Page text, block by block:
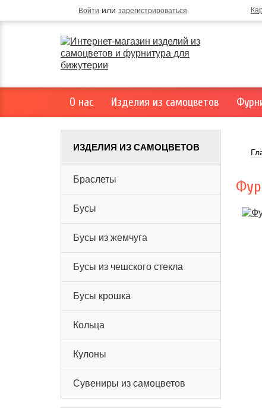
Войти или зарегистрироваться
О нас Изделия из самоцветов
ИЗДЕЛИЯ ИЗ САМОЦВЕТОВ
Браслеты
Бусы
Бусы из жемчуга
Бусы из чешского стекла
Бусы крошка
Кольца
Кулоны
Сувениры из самоцветов